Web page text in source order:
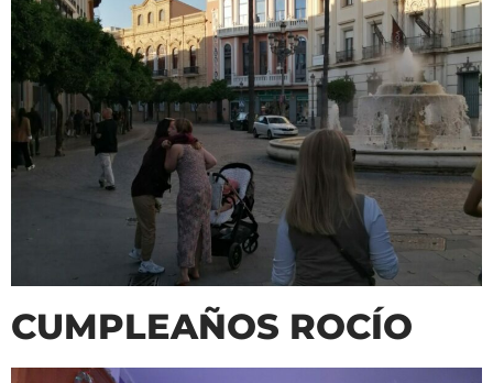
CUMPLEAÑOS ROCÍO